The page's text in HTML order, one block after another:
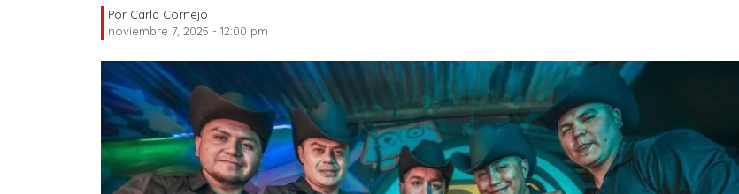
Por Carla Cornejo
noviembre 7, 2025 - 12:00 pm